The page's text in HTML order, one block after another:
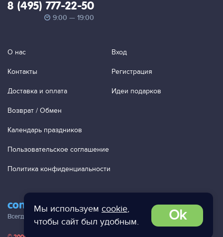
Мы используем cookie,
чтобы сайт был удобным.
Ok
contact@ac-studio.ru
Всегда отвечаем на ваши письма!
8 (495) 777-22-50
9:00 — 19:00
О нас
Контакты
Доставка и оплата
Возврат / Обмен
Календарь праздников
Пользовательское соглашение
Политика конфиденциальности
Вход
Регистрация
Идеи подарков